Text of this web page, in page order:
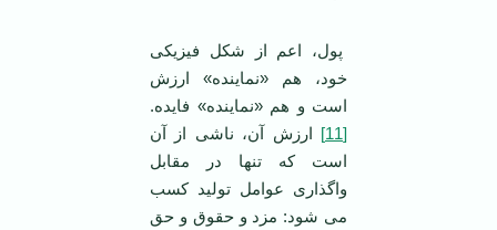
پول، اعم از شکل فیزیکی
خود، هم «نماینده» ارزش
است و هم «نماینده» فایده.
[11]
ارزش آن، ناشی از آن
است که تنها در مقابل
واگذاری عوامل تولید کسب
می شود: مزد و حقوق و حق